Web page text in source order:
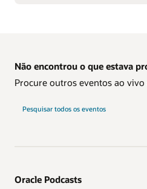
Não encontrou o que estava
Procure outros eventos ao
Pesquisar todos os eventos
Oracle Podcasts